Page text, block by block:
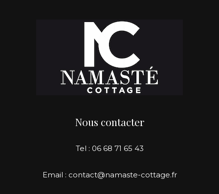
Nous contacter
Tel : 06 68 71 65 43
Email : contact@namaste-cottage.fr